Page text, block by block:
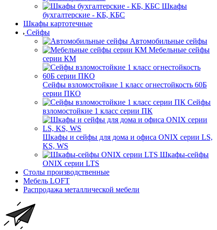
Шкафы
бухгалтерские - КБ, КБС
Шкафы картотечные
Сейфы
Автомобильные сейфы
Мебельные сейфы
серии КМ
Сейфы взломостойкие 1 класс огнестойкость 60Б
серии ПКО
Сейфы
взломостойкие 1 класс серии ПК
Шкафы и сейфы для дома и офиса ONIX серии LS,
KS, WS
Шкафы-сейфы
ONIX серии LTS
Столы производственные
Мебель LOFT
Распродажа металлической мебели